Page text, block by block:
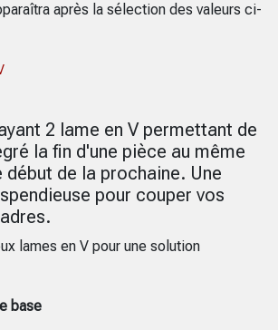
après la sélection des valeurs ci-
2 lame en V permettant de
la fin d'une pièce au même
début de la prochaine. Une
pour couper vos
lames en V pour une solution
base